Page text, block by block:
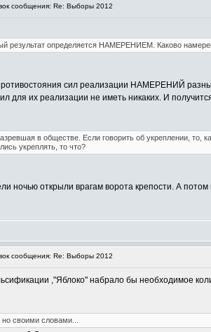
сообщения: Re: Выборы 2012
результат определяется НАМЕРЕНИЕМ. Каково
сил реализации НАМЕРЕНИЙ
для их реализации не иметь никаких. И
в обществе. Если говорить об укреплении,
укреплять, то что?
ночью открыли врагам ворота крепости. А
сообщения: Re: Выборы 2012
,"Яблоко" набрало бы необходимое
своими словами...